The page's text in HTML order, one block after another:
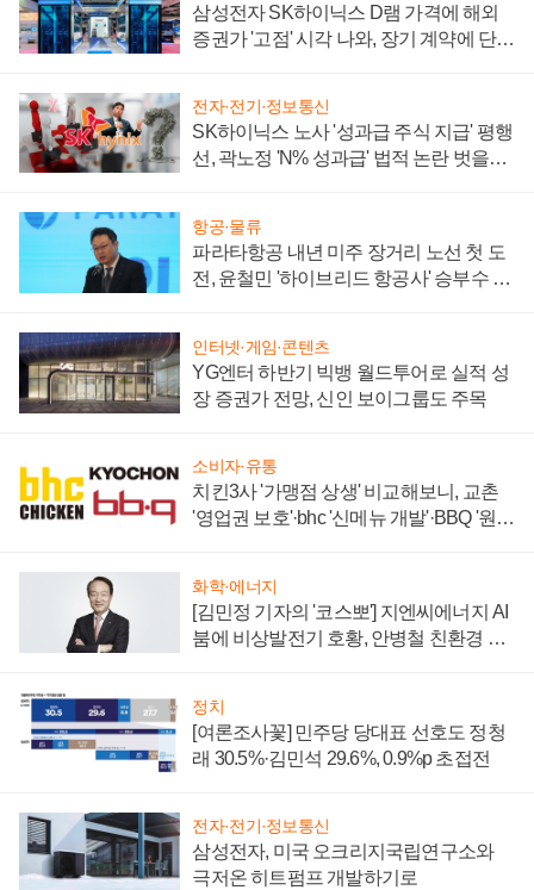
삼성전자 SK하이닉스 D램 가격에 해외
증권가 '고점' 시각 나와, 장기 계약에 단점
전자·전기·정보통신
SK하이닉스 노사 '성과급 주식 지급' 평행
선, 곽노정 'N% 성과급' 법적 논란 벗을지
항공·물류
파라타항공 내년 미주 장거리 노선 첫 도
전, 윤철민 '하이브리드 항공사' 승부수 통
인터넷·게임·콘텐츠
YG엔터 하반기 빅뱅 월드투어로 실적 성
장 증권가 전망, 신인 보이그룹도 주목
소비자·유통
치킨3사 '가맹점 상생' 비교해보니, 교촌
'영업권 보호'·bhc '신메뉴 개발'·BBQ '원가
화학·에너지
[김민정 기자의 '코스뽀'] 지엔씨에너지 AI
붐에 비상발전기 호황, 안병철 친환경 에
정치
[여론조사꽃] 민주당 당대표 선호도 정청
래 30.5%·김민석 29.6%, 0.9%p 초접전
전자·전기·정보통신
삼성전자, 미국 오크리지국립연구소와
극저온 히트펌프 개발하기로